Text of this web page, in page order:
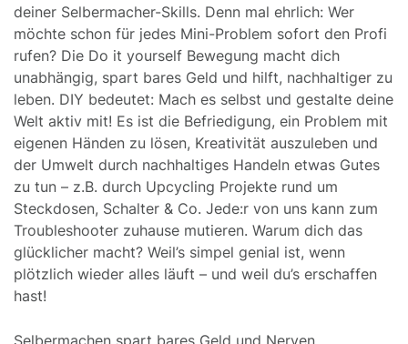
deiner Selbermacher-Skills. Denn mal ehrlich: Wer
möchte schon für jedes Mini-Problem sofort den Profi
rufen? Die Do it yourself Bewegung macht dich
unabhängig, spart bares Geld und hilft, nachhaltiger zu
leben. DIY bedeutet: Mach es selbst und gestalte deine
Welt aktiv mit! Es ist die Befriedigung, ein Problem mit
eigenen Händen zu lösen, Kreativität auszuleben und
der Umwelt durch nachhaltiges Handeln etwas Gutes
zu tun – z.B. durch Upcycling Projekte rund um
Steckdosen, Schalter & Co. Jede:r von uns kann zum
Troubleshooter zuhause mutieren. Warum dich das
glücklicher macht? Weil’s simpel genial ist, wenn
plötzlich wieder alles läuft – und weil du’s erschaffen
hast!
Selbermachen spart bares Geld und Nerven